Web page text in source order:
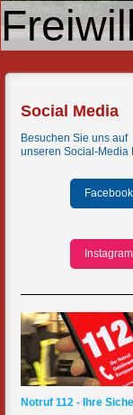
Social Media
Besuchen Sie uns auf
unseren Social-Media
Facebook
Instagram
Notruf 112 - Ihre